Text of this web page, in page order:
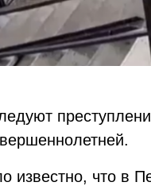
известно, что в